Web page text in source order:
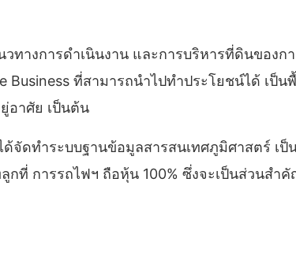
ทางการดำเนินงาน และการบริหารที่ดินของก
ที่สามารถนำไปทำประโยชน์ได้ เป็
อาศัย เป็นต้น
จัดทำระบบฐานข้อมูลสารสนเทศภูมิศาสตร์
กที่ การรถไฟฯ ถือหุ้น 100% ซึ่งจะเป็นส่วนส